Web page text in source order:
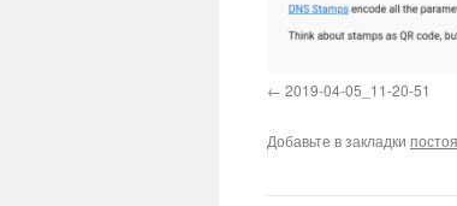
2019-04-05_11-20-51
Добавьте в закладки